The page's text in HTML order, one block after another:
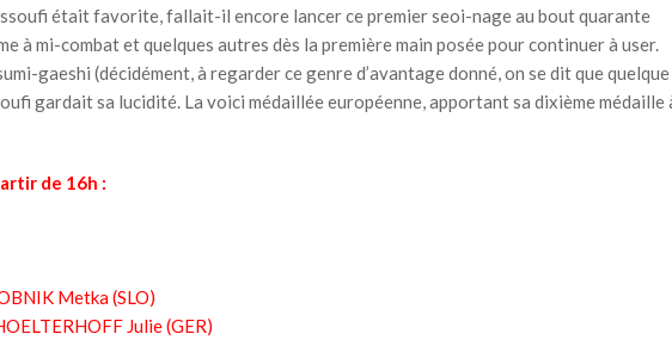
était favorite, fallait-il encore lancer ce premier seoi-nage au bout quarante
à mi-combat et quelques autres dès la première main posée pour continuer à user.
gaeshi (décidément, à regarder ce genre d’avantage donné, on se dit que quelque
gardait sa lucidité. La voici médaillée européenne, apportant sa dixième médaille
de 16h :
Metka (SLO)
Julie (GER)